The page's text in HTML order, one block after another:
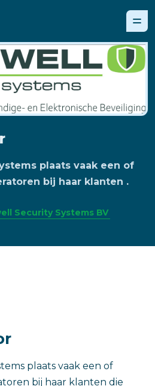
plaats vaak een of
bij haar klanten .
Security Systems BV
plaats vaak een of
bij haar klanten die